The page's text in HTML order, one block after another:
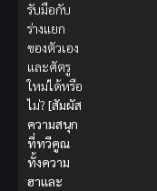
รับมือกับ
ร่างแยก
ของตัวเอง
และศัตรู
ใหม่ได้หรือ
ไม่? [สัมผัส
ความสนุก
ที่ทวีคูณ
ทั้งความ
ฮาและ